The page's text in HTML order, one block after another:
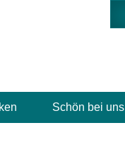
Schön bei uns